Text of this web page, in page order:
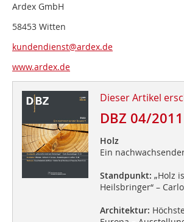
Ardex GmbH
58453 Witten
kundendienst@ardex.de
www.ardex.de
Dieser Artikel
DBZ 04/2011
Holz
Ein
Standpunkt: „Holz
Heilsbringer“ –
Architektur: